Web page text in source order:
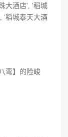
大酒店', '稻城
'稻城泰天大酒
弯】的险峻